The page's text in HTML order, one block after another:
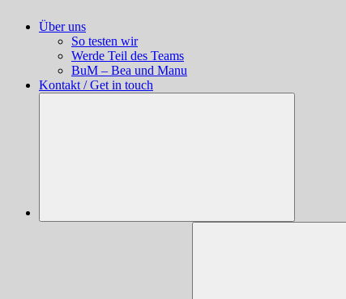
Über uns
So testen wir
Werde Teil des Teams
BuM – Bea und Manu
Kontakt / Get in touch